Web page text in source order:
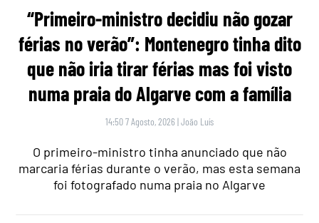
“Primeiro-ministro decidiu não gozar
férias no verão”: Montenegro tinha dito
que não iria tirar férias mas foi visto
numa praia do Algarve com a família
14:50 7 Agosto, 2026 |João Luís
O primeiro-ministro tinha anunciado que não
marcaria férias durante o verão, mas esta semana
foi fotografado numa praia no Algarve